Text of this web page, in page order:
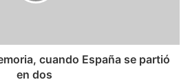
cuando España se partió
en dos